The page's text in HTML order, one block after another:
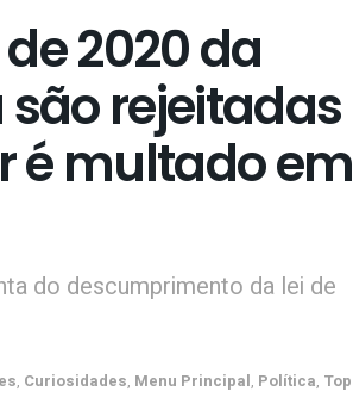
2020 da
rejeitadas
é multado em
do descumprimento da lei de
, Curiosidades, Menu Principal, Política, Top